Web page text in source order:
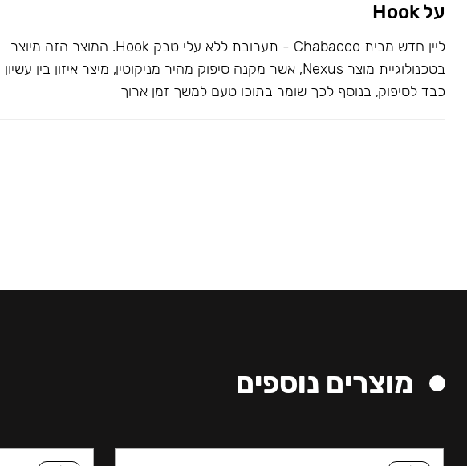
על Hook
ליין חדש מבית Chabacco - תערובת ללא עלי טבק Hook. המוצר הזה מיוצר
בטכנולוגיית מוצר Nexus, אשר מקנה סיפוק מהיר מניקוטין, מיצר איזון בין עשיון
כבד לסיפוק, בנוסף לכך שומר בתוכו טעם למשך זמן ארוך
מוצרים נוספים